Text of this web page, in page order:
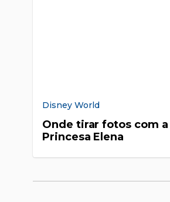
Disney World
Onde tirar fotos com a
Princesa Elena